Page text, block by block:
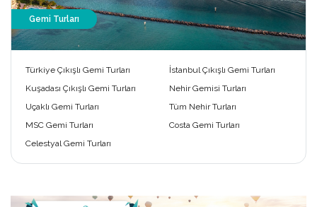
Gemi Turları
Türkiye Çıkışlı Gemi Turları
İstanbul Çıkışlı Gemi Turları
Kuşadası Çıkışlı Gemi Turları
Nehir Gemisi Turları
Uçaklı Gemi Turları
Tüm Nehir Turları
MSC Gemi Turları
Costa Gemi Turları
Celestyal Gemi Turları